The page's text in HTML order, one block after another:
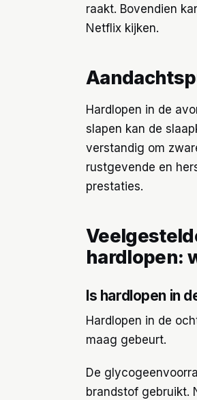
raakt. Bovendien
Netflix kijken.
Hardlopen in de
slapen kan de
verstandig om
rustgevende en
prestaties.
hardlopen:
Is hardlopen in
Hardlopen in de
maag gebeurt.
De
brandstof gebruikt.